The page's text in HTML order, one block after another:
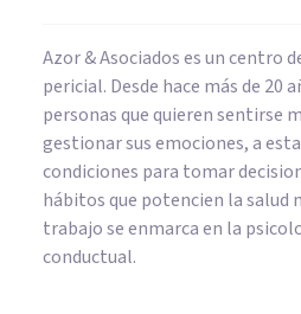
Azor & Asociados es un centro
pericial. Desde hace más de 20
personas que quieren sentirse
gestionar sus emociones, a
condiciones para tomar
hábitos que potencien la salud
trabajo se enmarca en la
conductual.